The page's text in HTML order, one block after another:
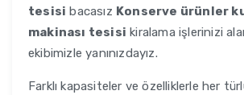
tesisi bacasız Konserve ürünler
makinası tesisi kiralama işlerinizi
ekibimizle yanınızdayız.
Farklı kapasiteler ve özelliklerle her